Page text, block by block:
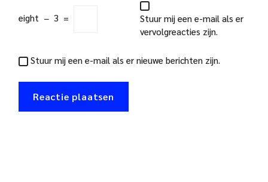
eight − 3 =
Stuur mij een e-mail als er
vervolgreacties zijn.
Stuur mij een e-mail als er nieuwe berichten zijn.